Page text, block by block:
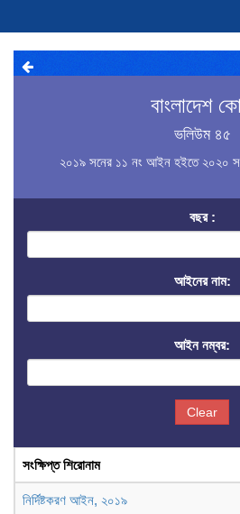
বাংলাদেশ
ভলিউম ৪৫
২০১৯ সনের ১১ নং আইন হইতে ২০২০
বছর :
আইনের নাম:
আইন নম্বর:
Clear
সংক্ষিপ্ত শিরোনাম
নির্দিষ্টকরণ আইন, ২০১৯